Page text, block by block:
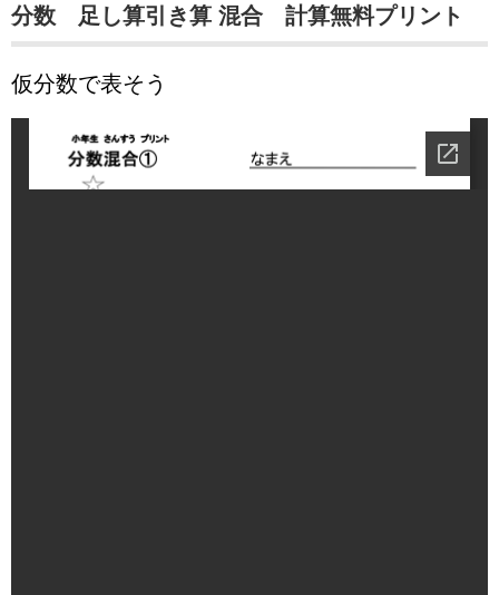
分数 足し算引き算 混合 計算無料プリント
仮分数で表そう